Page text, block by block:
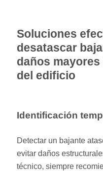
Soluciones
desatascar
daños
del edificio
Identificación
Detectar un bajante
evitar daños
técnico, siempre